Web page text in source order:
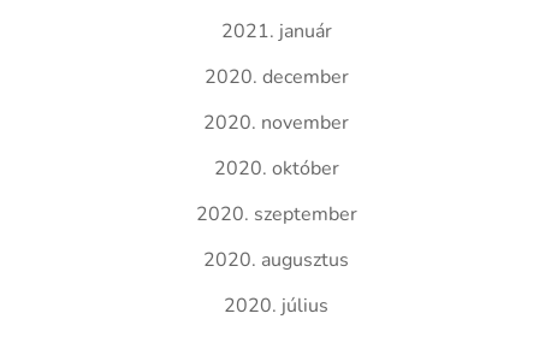
2021. január
2020. december
2020. november
2020. október
2020. szeptember
2020. augusztus
2020. július